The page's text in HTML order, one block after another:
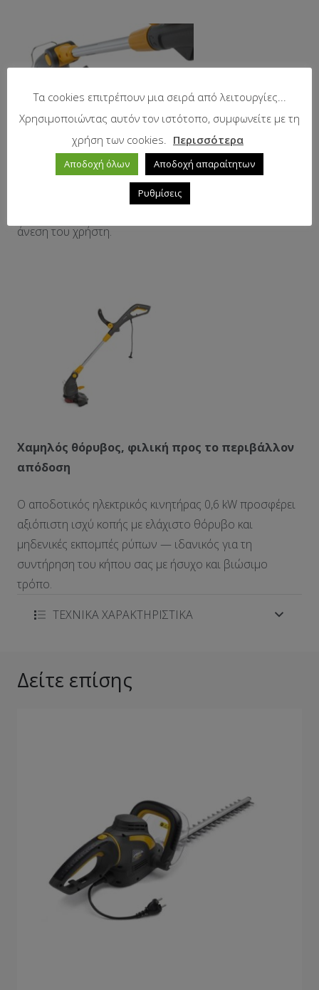
Τηλεσκοπικός άξονας
άνεση του χρήστη.
Χαμηλός θόρυβος, φιλική προς το περιβάλλον
απόδοση
Ο αποδοτικός ηλεκτρικός κινητήρας 0,6 kW προσφέρει
αξιόπιστη ισχύ κοπής με ελάχιστο θόρυβο και
μηδενικές εκπομπές ρύπων — ιδανικός για τη
συντήρηση του κήπου σας με ήσυχο και βιώσιμο
τρόπο.
ΤΕΧΝΙΚΑ ΧΑΡΑΚΤΗΡΙΣΤΙΚΑ
Δείτε επίσης
Τα cookies επιτρέπουν μια σειρά από λειτουργίες...
Χρησιμοποιώντας αυτόν τον ιστότοπο, συμφωνείτε με τη
χρήση των cookies.
Περισσότερα
Αποδοχή όλων Αποδοχή απαραίτητων
Ρυθμίσεις